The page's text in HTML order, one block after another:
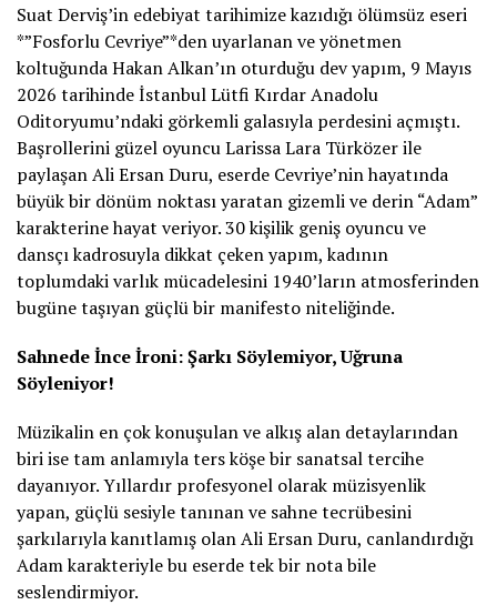
Suat Derviş’in edebiyat tarihimize kazıdığı ölümsüz eseri
*”Fosforlu Cevriye”*den uyarlanan ve yönetmen
koltuğunda Hakan Alkan’ın oturduğu dev yapım, 9 Mayıs
2026 tarihinde İstanbul Lütfi Kırdar Anadolu
Oditoryumu’ndaki görkemli galasıyla perdesini açmıştı.
Başrollerini güzel oyuncu Larissa Lara Türközer ile
paylaşan Ali Ersan Duru, eserde Cevriye’nin hayatında
büyük bir dönüm noktası yaratan gizemli ve derin “Adam”
karakterine hayat veriyor. 30 kişilik geniş oyuncu ve
dansçı kadrosuyla dikkat çeken yapım, kadının
toplumdaki varlık mücadelesini 1940’ların atmosferinden
bugüne taşıyan güçlü bir manifesto niteliğinde.
Sahnede İnce İroni: Şarkı Söylemiyor, Uğruna
Söyleniyor!
Müzikalin en çok konuşulan ve alkış alan detaylarından
biri ise tam anlamıyla ters köşe bir sanatsal tercihe
dayanıyor. Yıllardır profesyonel olarak müzisyenlik
yapan, güçlü sesiyle tanınan ve sahne tecrübesini
şarkılarıyla kanıtlamış olan Ali Ersan Duru, canlandırdığı
Adam karakteriyle bu eserde tek bir nota bile
seslendirmiyor.